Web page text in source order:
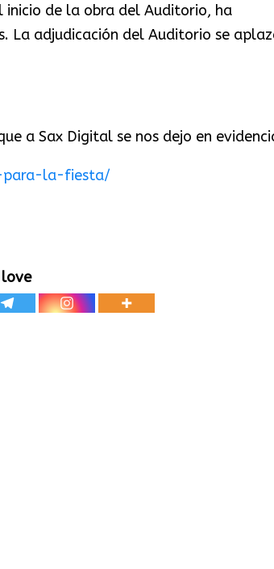
de la obra del Auditorio, ha
La adjudicación del Auditorio se
a Sax Digital se nos dejo en
para-la-fiesta/
love